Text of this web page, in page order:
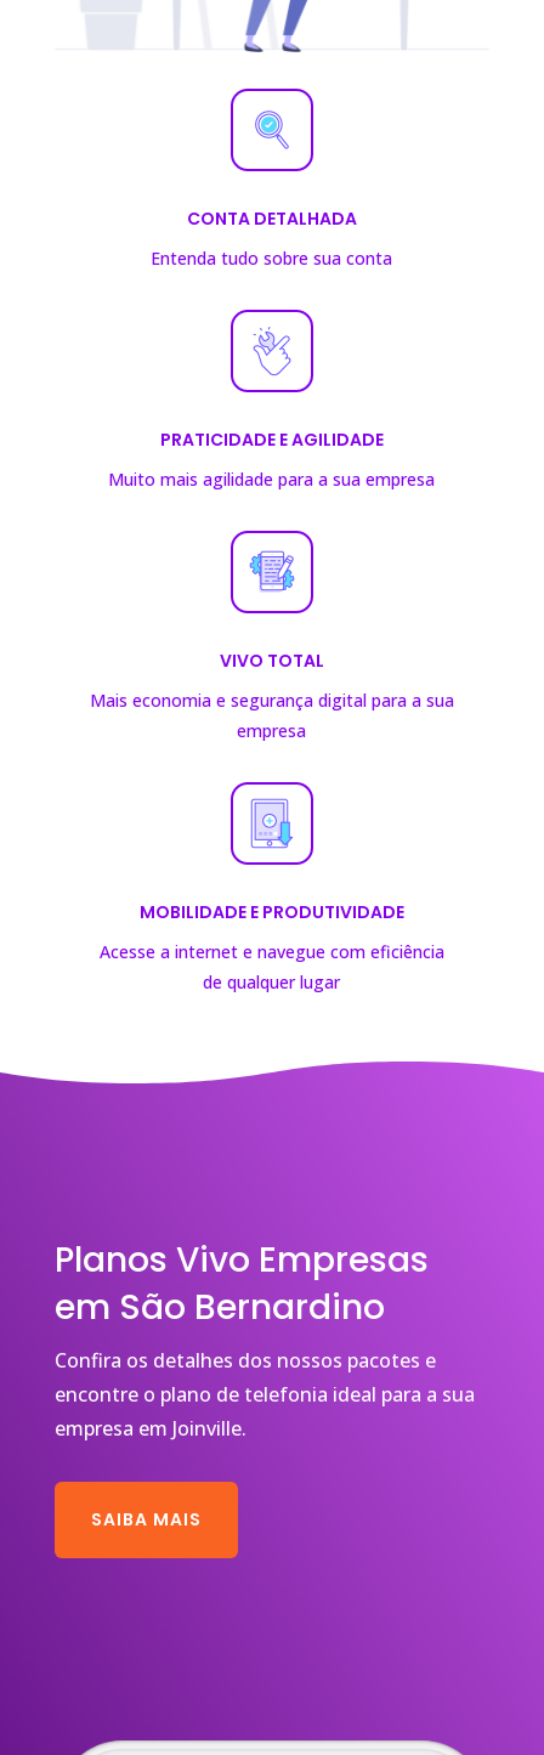
CONTA DETALHADA
Entenda tudo sobre sua conta
PRATICIDADE E AGILIDADE
Muito mais agilidade para a sua empresa
VIVO TOTAL
Mais economia e segurança digital para a sua
empresa
MOBILIDADE E PRODUTIVIDADE
Acesse a internet e navegue com eficiência
dequalquer lugar
Planos Vivo Empresas
em São Bernardino
Confira os detalhes dos nossos pacotes e
encontre o plano de telefonia ideal para a sua
empresa em Joinville.
SAIBA MAIS